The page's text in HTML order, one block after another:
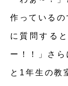
作っている
に質問する
ー！！」さら
と1年生の教